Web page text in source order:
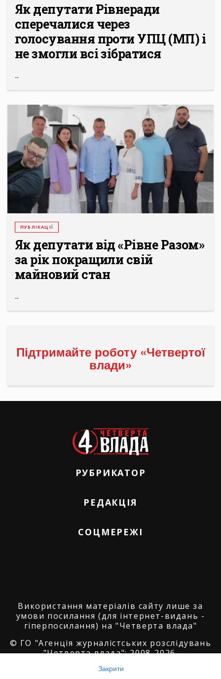
Як депутати Рівнеради
сперечалися через
голосування проти УПЦ (МП) і
не змогли всі зібратися
...
ПУБЛІКАЦІЇ
Як депутати від «Рівне Разом»
за рік покращили свій
майновий стан
...
Підтримайте роботу «Четвертої
влади»
РУБРИКАТОР
РЕДАКЦІЯ
СОЦМЕРЕЖІ
Використання матеріалів сайту лише за
умови посилання (для інтернет-видань -
гіперпосилання) на "Четверта влада"
© ГО "Агенція журналістських розслідувань
"Четверта влада": 2008-2026.
© ГО "Рівненський прес клуб": 2008-2026. ©
Закрити